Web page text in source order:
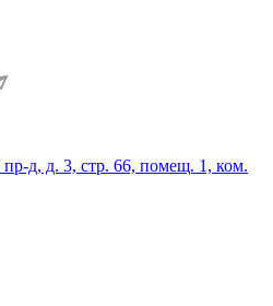
д, д. 3, cтр. 66, помещ. 1, ком.